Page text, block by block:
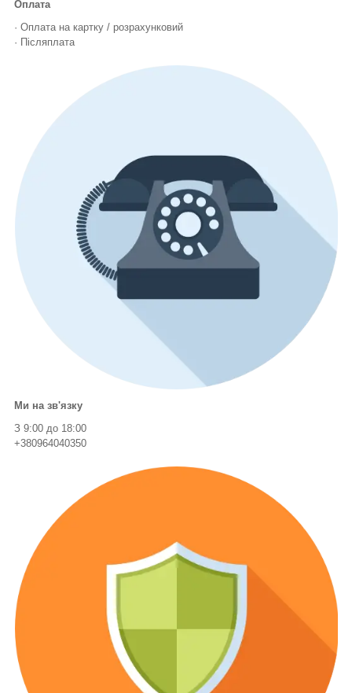
Оплата
· Оплата на картку / розрахунковий
· Післяплата
Ми на зв'язку
З 9:00 до 18:00
+380964040350